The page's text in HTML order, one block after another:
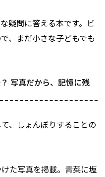
疑問に答える本です。ビ
、まだ小さな子どもでも
写真だから、記憶に残
、しょんぼりすることの
た写真を掲載。青菜に塩